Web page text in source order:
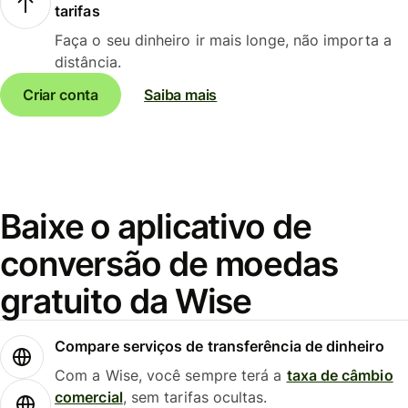
tarifas
Faça o seu dinheiro ir mais longe, não importa a
distância.
Criar conta
Saiba mais
Baixe o aplicativo de
conversão de moedas
gratuito da Wise
Compare serviços de transferência de dinheiro
Com a Wise, você sempre terá a taxa de câmbio
comercial, sem tarifas ocultas.